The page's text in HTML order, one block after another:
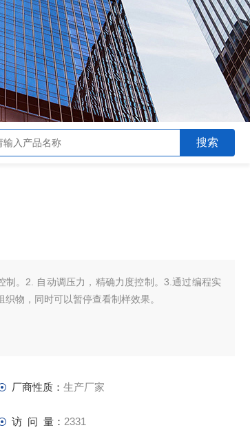
。2. 自动调压力，精确力度控制。3.通过编程实
物，同时可以暂停查看制样效果。
厂商性质： 生产厂家
访 问 量： 2331